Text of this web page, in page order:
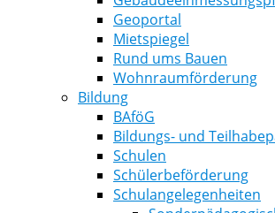
Geoportal
Mietspiegel
Rund ums Bauen
Wohnraumförderung
Bildung
BAföG
Bildungs- und
Schulen
Schülerbeförderung
Schulangelegenheiten